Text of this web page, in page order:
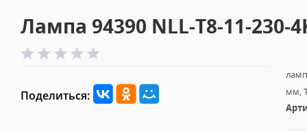
Лампа 94390 NLL-T8-11-230-
Поделиться:
мм,